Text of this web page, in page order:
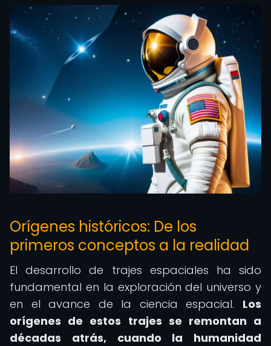
Orígenes históricos: De los
primeros conceptos a la realidad
El desarrollo de trajes espaciales ha sido
fundamental en la exploración del universo y
en el avance de la ciencia espacial. Los
orígenes de estos trajes se remontan a
décadas atrás, cuando la humanidad